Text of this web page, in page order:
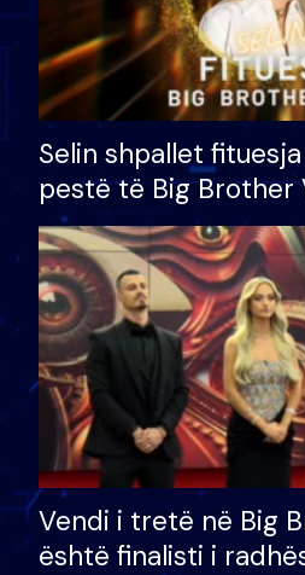
Selin shpallet
pestë të Big Brother
çmimin e madh prej
Vendi i tretë në Big
është finalisti i